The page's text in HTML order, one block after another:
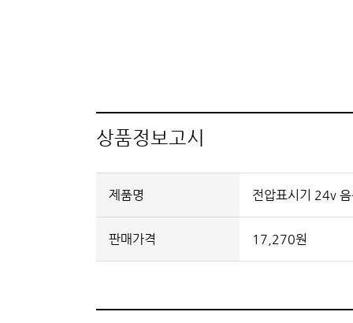
상품정보고시
제품명 전압표시기 24v
판매가격 17,270원